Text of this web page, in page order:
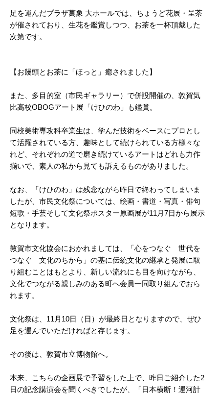
足を運んだプラザ萬象 大ホールでは、ちょうど花展・呈茶
が催されており、生花を鑑賞しつつ、お茶を一杯頂戴した
次第です。
【お饅頭とお茶に「ほっと」癒されました】
また、多目的室（市民ギャラリー）で併設開催の、敦賀気
比高校OBOGアート展「けひのわ」も鑑賞。
同校美術専攻科卒業生は、学んだ技術をベースにプロとし
て活躍されている方、趣味として続けられている方様々な
れど、それぞれの道で磨き続けているアートはどれも力作
揃いで、素人の私から見ても訴えるものがありました。
なお、「けひのわ」は残念ながら昨日で終わってしまいま
したが、市民文化祭については、絵画・書道・写真・俳句
短歌・手芸そして文化祭ポスター原画展が11月7日から展示
となります。
敦賀市文化協会におかれましては、「心をつなぐ 世代を
つなぐ 文化のちから」の基に伝統文化の継承と発展に取
り組むことはもとより、新しい流れにも目を向けながら、
文化でつながる親しみのある町へ会員一同取り組んでおら
れます。
文化祭は、11月10日（日）が最終日となりますので、ぜひ
足を運んでいただければと存じます。
その後は、敦賀市立博物館へ。
本来、こちらの企画展で予習をした上で、昨日ご紹介した2
日の記念講演会を聞くべきでしたが、「日本横断！運河計